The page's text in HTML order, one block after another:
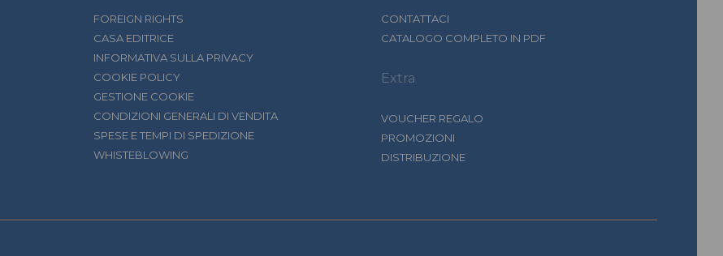
FOREIGN RIGHTS
CASA EDITRICE
INFORMATIVA SULLA PRIVACY
COOKIE POLICY
GESTIONE COOKIE
CONDIZIONI GENERALI DI VENDITA
SPESE E TEMPI DI SPEDIZIONE
WHISTEBLOWING
CONTATTACI
CATALOGO COMPLETO IN PDF
Extra
VOUCHER REGALO
PROMOZIONI
DISTRIBUZIONE